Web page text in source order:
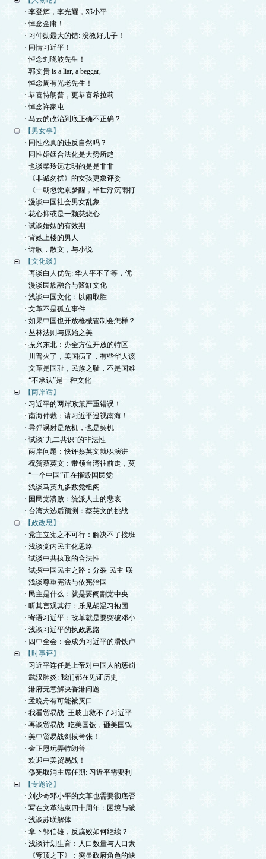
· 李登辉，李光耀，邓小平
· 悼念金庸！
· 习仲勋最大的错: 没教好儿子！
· 同情习近平！
· 悼念刘晓波先生！
· 郭文贵 is a liar, a beggar,
· 悼念周有光老先生！
· 恭喜特朗普，更恭喜希拉莉
· 悼念许家屯
· 马云的政治到底正确不正确？
【男女事】
· 同性恋真的违反自然吗？
· 同性婚姻合法化是大势所趋
· 也谈柴玲远志明的是是非非
· 《非诚勿扰》的女孩更象评委
· 《一朝忽觉京梦醒，半世浮沉雨打
· 漫谈中国社会男女乱象
· 花心抑或是一颗慈悲心
· 试谈婚姻的有效期
· 背她上楼的男人
· 诗歌，散文，与小说
【文化谈】
· 再谈白人优先: 华人平不了等，优
· 漫谈民族融合与酱缸文化
· 浅谈中国文化：以闹取胜
· 文革不是孤立事件
· 如果中国也开放枪械管制会怎样？
· 丛林法则与原始之美
· 振兴东北：办全方位开放的特区
· 川普火了，美国病了，有些华人该
· 文革是国耻，民族之耻，不是国难
· “不承认”是一种文化
【两岸话】
· 习近平的两岸政策严重错误！
· 南海仲裁：请习近平巡视南海！
· 导弹误射是危机，也是契机
· 试谈“九二共识”的非法性
· 两岸问题：快评蔡英文就职演讲
· 祝贺蔡英文：带领台湾往前走，莫
· “一个中国”正在摧毁国民党
· 浅谈马英九多数党组阁
· 国民党溃败：统派人士的悲哀
· 台湾大选后预测：蔡英文的挑战
【政改思】
· 党主立宪之不可行：解决不了接班
· 浅谈党内民主化思路
· 试谈中共执政的合法性
· 试探中国民主之路：分裂-民主-联
· 浅谈尊重宪法与依宪治国
· 民主是什么：就是要阉割党中央
· 听其言观其行：乐见胡温习抱团
· 寄语习近平：改革就是要突破邓小
· 浅谈习近平的执政思路
· 四中全会：会成为习近平的滑铁卢
【时事评】
· 习近平连任是上帝对中国人的惩罚
· 武汉肺炎: 我们都在见证历史
· 港府无意解决香港问题
· 孟晚舟有可能被灭口
· 我看贸易战: 王岐山救不了习近平
· 再谈贸易战: 吃美国饭，砸美国锅
· 美中贸易战剑拔弩张！
· 金正恩玩弄特朗普
· 欢迎中美贸易战！
· 俢宪取消主席任期: 习近平需要利
【专题论】
· 刘少奇邓小平的文革也需要彻底否
· 写在文革结束四十周年：困境与破
· 浅谈苏联解体
· 拿下郭伯雄，反腐败如何继续？
· 浅谈计划生育：人口数量与人口素
· 《穹顶之下》：突显政府角色的缺